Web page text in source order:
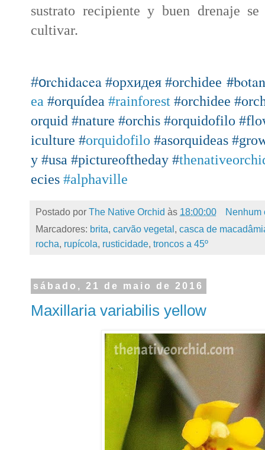
sustrato recipiente y buen drenaje
cultivar.
#orchidacea #орхидея #orchidee
ea #orquídea #rainforest #orchidee
orquid #nature #orchis #orquidofilo
iculture #orquidofilo #asorquideas
y #usa #pictureoftheday #
ecies #alphaville
Postado por The Native Orchid às 18:00:00
Nenhum
Marcadores: brita, carvão vegetal , casca de
rocha, rupícola, rusticidade, troncos a 45º
sábado, 21 de maio de 2016
Maxillaria variabilis yellow